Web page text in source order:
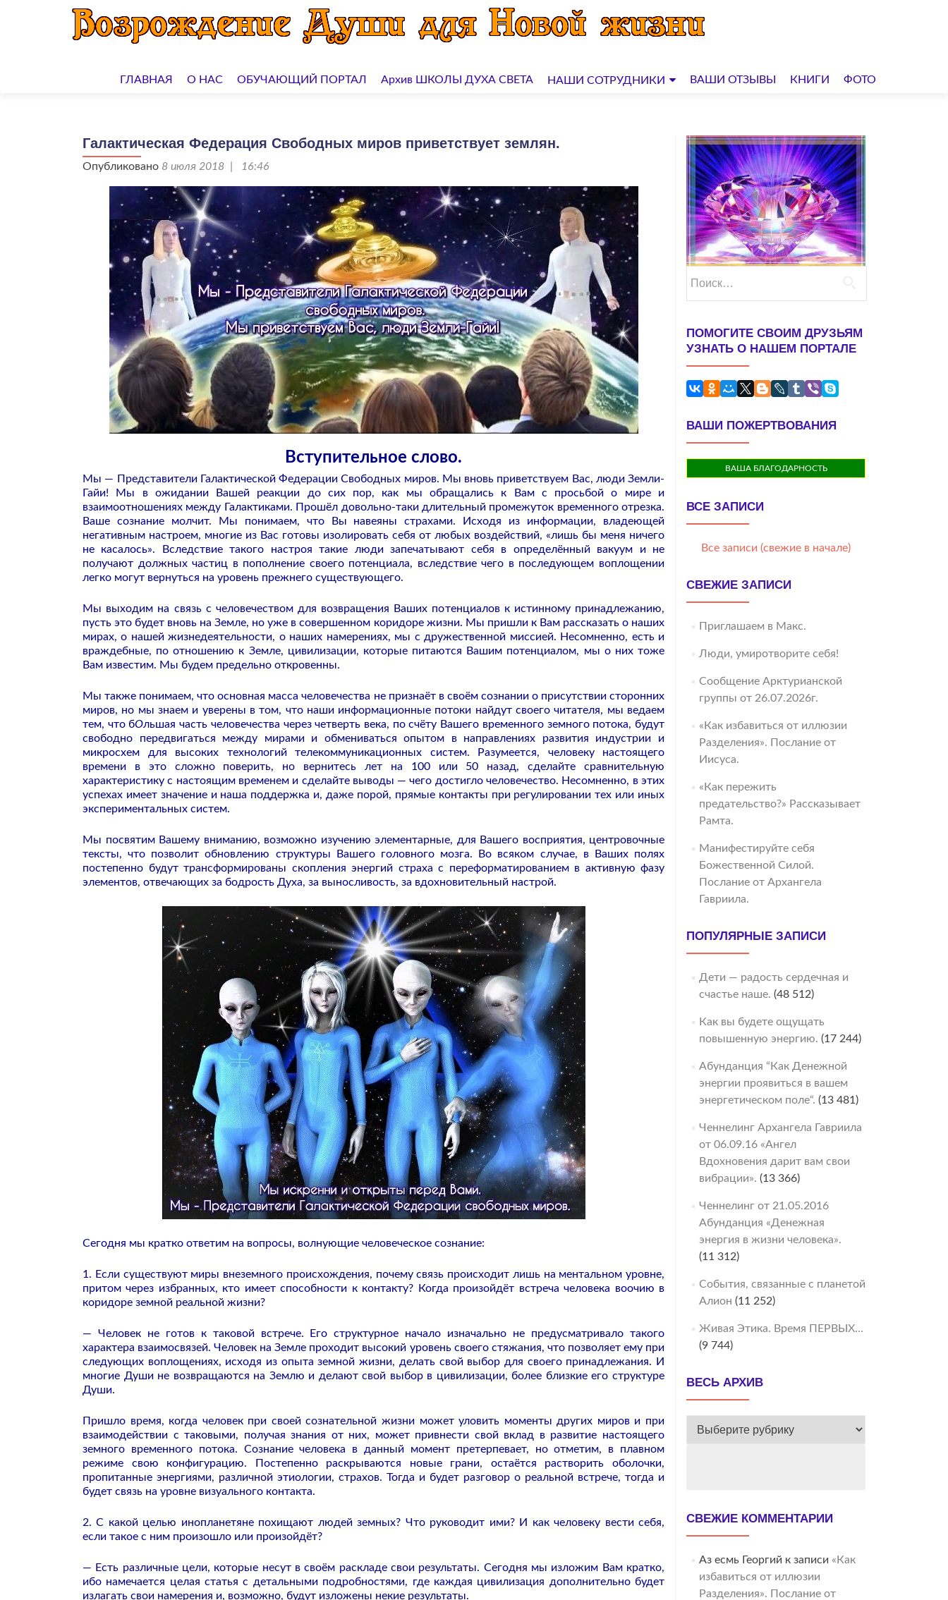
кГЛАВНАЯ О НАС ОБУЧАЮЩИЙ ПОРТАЛ Архив ШКОЛЫ ДУХА СВЕТА НАШИ СОТРУДНИКИ ВАШИ ОТЗЫВЫ КНИГИ ФОТО
Галактическая Федерация Свободных миров приветствует землян.
Опубликовано 8 июля 2018 | 16:46
Вступительное слово.
Мы — Представители Галактической Федерации Свободных миров. Мы вновь приветствуем Вас, люди Земли-
Гайи! Мы в ожидании Вашей реакции до сих пор, как мы обращались к Вам с просьбой о мире и
взаимоотношениях между Галактиками. Прошёл довольно-таки длительный промежуток временного отрезка.
Ваше сознание молчит. Мы понимаем, что Вы навеяны страхами. Исходя из информации, владеющей
негативным настроем, многие из Вас готовы изолировать себя от любых воздействий, «лишь бы меня ничего
не касалось». Вследствие такого настроя такие люди запечатывают себя в определённый вакуум и не
получают должных частиц в пополнение своего потенциала, вследствие чего в последующем воплощении
легко могут вернуться на уровень прежнего существующего.
Мы выходим на связь с человечеством для возвращения Ваших потенциалов к истинному принадлежанию,
пусть это будет вновь на Земле, но уже в совершенном коридоре жизни. Мы пришли к Вам рассказать о наших
мирах, о нашей жизнедеятельности, о наших намерениях, мы с дружественной миссией. Несомненно, есть и
враждебные, по отношению к Земле, цивилизации, которые питаются Вашим потенциалом, мы о них тоже
Вам известим. Мы будем предельно откровенны.
Мы также понимаем, что основная масса человечества не признаёт в своём сознании о присутствии сторонних
миров, но мы знаем и уверены в том, что наши информационные потоки найдут своего читателя, мы ведаем
тем, что бОльшая часть человечества через четверть века, по счёту Вашего временного земного потока, будут
свободно передвигаться между мирами и обмениваться опытом в направлениях развития индустрии и
микросхем для высоких технологий телекоммуникационных систем. Разумеется, человеку настоящего
времени в это сложно поверить, но вернитесь лет на 100 или 50 назад, сделайте сравнительную
характеристику с настоящим временем и сделайте выводы — чего достигло человечество. Несомненно, в этих
успехах имеет значение и наша поддержка и, даже порой, прямые контакты при регулировании тех или иных
экспериментальных систем.
Мы посвятим Вашему вниманию, возможно изучению элементарные, для Вашего восприятия, центровочные
тексты, что позволит обновлению структуры Вашего головного мозга. Во всяком случае, в Ваших полях
постепенно будут трансформированы скопления энергий страха с переформатированием в активную фазу
элементов, отвечающих за бодрость Духа, за выносливость, за вдохновительный настрой.
Сегодня мы кратко ответим на вопросы, волнующие человеческое сознание:
1. Если существуют миры внеземного происхождения, почему связь происходит лишь на ментальном уровне,
притом через избранных, кто имеет способности к контакту? Когда произойдёт встреча человека воочию в
коридоре земной реальной жизни?
— Человек не готов к таковой встрече. Его структурное начало изначально не предусматривало такого
характера взаимосвязей. Человек на Земле проходит высокий уровень своего стяжания, что позволяет ему при
следующих воплощениях, исходя из опыта земной жизни, делать свой выбор для своего принадлежания. И
многие Души не возвращаются на Землю и делают свой выбор в цивилизации, более близкие его структуре
Души.
Пришло время, когда человек при своей сознательной жизни может уловить моменты других миров и при
взаимодействии с таковыми, получая знания от них, может привнести свой вклад в развитие настоящего
земного временного потока. Сознание человека в данный момент претерпевает, но отметим, в плавном
режиме свою конфигурацию. Постепенно раскрываются новые грани, остаётся растворить оболочки,
пропитанные энергиями, различной этиологии, страхов. Тогда и будет разговор о реальной встрече, тогда и
будет связь на уровне визуального контакта.
2. С какой целью инопланетяне похищают людей земных? Что руководит ими? И как человеку вести себя,
если такое с ним произошло или произойдёт?
— Есть различные цели, которые несут в своём раскладе свои результаты. Сегодня мы изложим Вам кратко,
ибо намечается целая статья с детальными подробностями, где каждая цивилизация дополнительно будет
излагать свои намерения и, возможно, будут изложены некие результаты.
ПОМОГИТЕ СВОИМ ДРУЗЬЯМ
УЗНАТЬ О НАШЕМ ПОРТАЛЕ
ВАШИ ПОЖЕРТВОВАНИЯ
ВАША БЛАГОДАРНОСТЬ
ВСЕ ЗАПИСИ
Все записи (свежие в начале)
СВЕЖИЕ ЗАПИСИ
Приглашаем в Макс.
Люди, умиротворите себя!
Сообщение Арктурианской
группы от 26.07.2026г.
«Как избавиться от иллюзии
Разделения». Послание от
Иисуса.
«Как пережить
предательство?» Рассказывает
Рамта.
Манифестируйте себя
Божественной Силой.
Послание от Архангела
Гавриила.
ПОПУЛЯРНЫЕ ЗАПИСИ
Дети — радость сердечная и
счастье наше. (48 512)
Как вы будете ощущать
повышенную энергию. (17 244)
Абунданция “Как Денежной
энергии проявиться в вашем
энергетическом поле“. (13 481)
Ченнелинг Архангела Гавриила
от 06.09.16 «Ангел
Вдохновения дарит вам свои
вибрации». (13 366)
Ченнелинг от 21.05.2016
Абунданция «Денежная
энергия в жизни человека».
(11 312)
События, связанные с планетой
Алион (11 252)
Живая Этика. Время ПЕРВЫХ…
(9 744)
ВЕСЬ АРХИВ
ВЕСЬ
СВЕЖИЕ КОММЕНТАРИИ
Аз есмь Георгий к записи «Как
избавиться от иллюзии
Разделения». Послание от